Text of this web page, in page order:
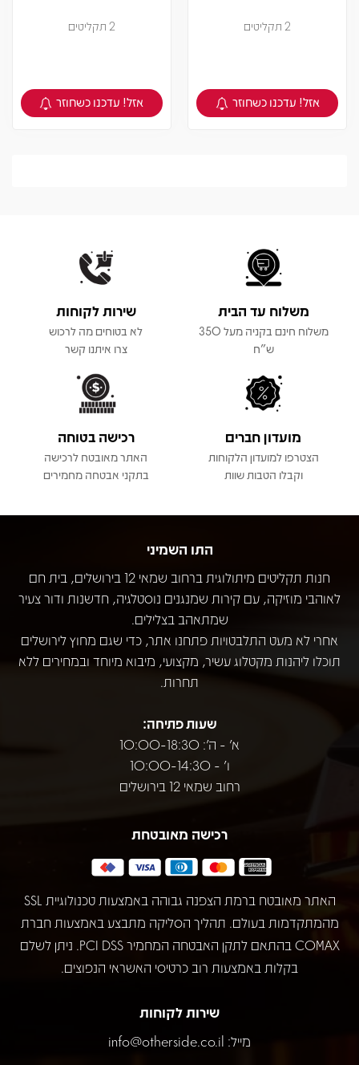
2 תקליטים
צפיה במוצר
אזל! עדכנו כשחוזר
2 תקליטים
צפיה במוצר
אזל! עדכנו כשחוזר
משלוח עד הבית
משלוח חינם בקניה מעל 350
ש"ח
שירות לקוחות
לא בטוחים מה לרכוש
צרו איתנו קשר
מועדון חברים
הצטרפו למועדון הלקוחות
וקבלו הטבות שוות
רכישה בטוחה
האתר מאובטח לרכישה
בתקני אבטחה מחמירים
התו השמיני
חנות תקליטים מיתולוגית ברחוב שמאי 12 בירושלים, בית חם
לאוהבי מוזיקה, עם קירות שמנגנים נוסטלגיה, חדשנות ודור צעיר
שמתאהב בצלילים.
אחרי לא מעט התלבטויות פתחנו אתר, כדי שגם מחוץ לירושלים
תוכלו ליהנות מקטלוג עשיר, מקצועי, מיבוא מיוחד ובמחירים ללא
תחרות.
שעות פתיחה:
א' - ה': 10:00-18:30
ו' - 10:00-14:30
רחוב שמאי 12 בירושלים
רכישה מאובטחת
האתר מאובטח ברמת הצפנה גבוהה באמצעות טכנולוגיית SSL
מהמתקדמות בעולם. תהליך הסליקה מתבצע באמצעות חברת
COMAX בהתאם לתקן האבטחה המחמיר PCI DSS. ניתן לשלם
בקלות באמצעות רוב כרטיסי האשראי הנפוצים.
שירות לקוחות
מייל: info@otherside.co.il